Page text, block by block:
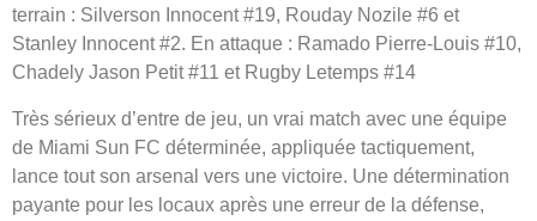
terrain : Silverson Innocent #19, Rouday Nozile #6 et
Stanley Innocent #2. En attaque : Ramado Pierre-Louis #10,
Chadely Jason Petit #11 et Rugby Letemps #14
Très sérieux d’entre de jeu, un vrai match avec une équipe
de Miami Sun FC déterminée, appliquée tactiquement,
lance tout son arsenal vers une victoire. Une détermination
payante pour les locaux après une erreur de la défense,